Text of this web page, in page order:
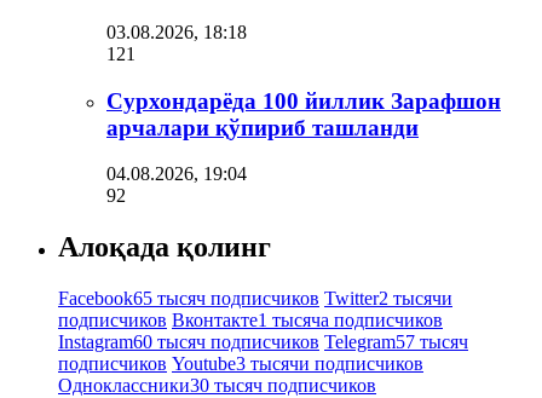
03.08.2026, 18:18
121
Сурхондарёда 100 йиллик Зарафшон
арчалари қўпириб ташланди
04.08.2026, 19:04
92
Алоқада қолинг
Facebook65 тысяч подписчиков Twitter2 тысячи
подписчиков Вконтакте1 тысяча подписчиков
Instagram60 тысяч подписчиков Telegram57 тысяч
подписчиков Youtube3 тысячи подписчиков
Одноклассники30 тысяч подписчиков